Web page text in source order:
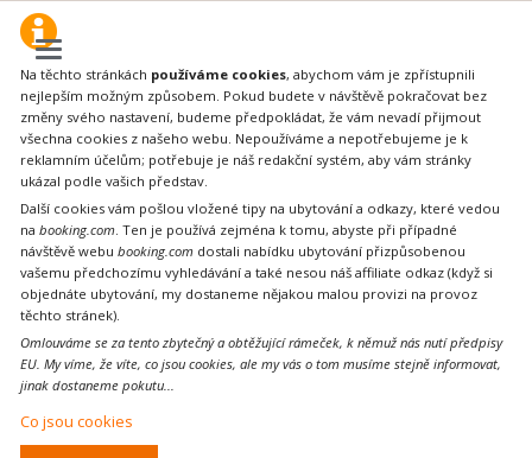
Na těchto stránkách používáme cookies, abychom vám je zpřístupnili
nejlepším možným způsobem. Pokud budete v návštěvě pokračovat bez
změny svého nastavení, budeme předpokládat, že vám nevadí přijmout
všechna cookies z našeho webu. Nepoužíváme a nepotřebujeme je k
reklamním účelům; potřebuje je náš redakční systém, aby vám stránky
ukázal podle vašich představ.
Další cookies vám pošlou vložené tipy na ubytování a odkazy, které vedou
nabooking.com . Ten je používá zejména k tomu, abyste při případné
návštěvě webubooking.com dostali nabídku ubytování přizpůsobenou
vašemu předchozímu vyhledávání a také nesou náš affiliate odkaz (když si
objednáte ubytování, my dostaneme nějakou malou provizi na provoz
těchto stránek).
Omlouváme se za tento zbytečný a obtěžující rámeček, k němuž nás nutí předpisy
EU. My víme, že víte, co jsou cookies, ale my vás o tom musíme stejně informovat,
jinak dostaneme pokutu...
Co jsou cookies